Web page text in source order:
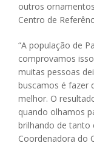
outros
Centro de
“A população de
comprovamos
muitas pessoas
buscamos é fazer
melhor. O
quando olhamos
brilhando de tanto
Coordenadora do